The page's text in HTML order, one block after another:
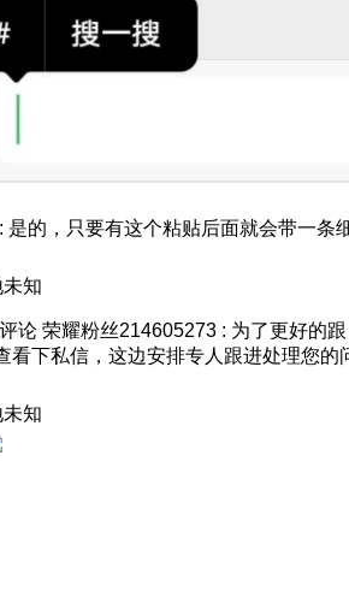
: 是的，只要有这个粘贴后面就会带一条
未知
评论 荣耀粉丝214605273 : 为了更好的跟
看下私信，这边安排专人跟进处理您的
未知